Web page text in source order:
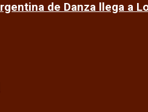
de Danza llega a